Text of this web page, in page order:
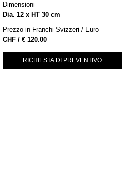
Dimensioni
Dia. 12 x HT 30 cm
Prezzo in Franchi Svizzeri / Euro
€ 120.00
RICHIESTA DI PREVENTIVO